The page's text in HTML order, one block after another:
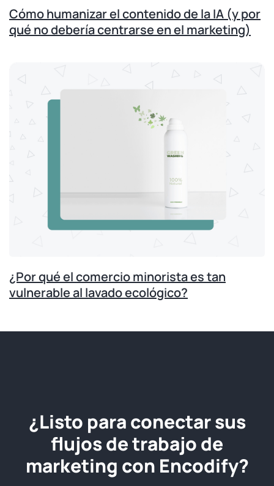
Cómo humanizar el contenido de la IA (y por
qué no debería centrarse en el marketing)
¿Por qué el comercio minorista es tan
vulnerable al lavado ecológico?
¿Listo para conectar sus
flujos de trabajo de
marketing con Encodify?